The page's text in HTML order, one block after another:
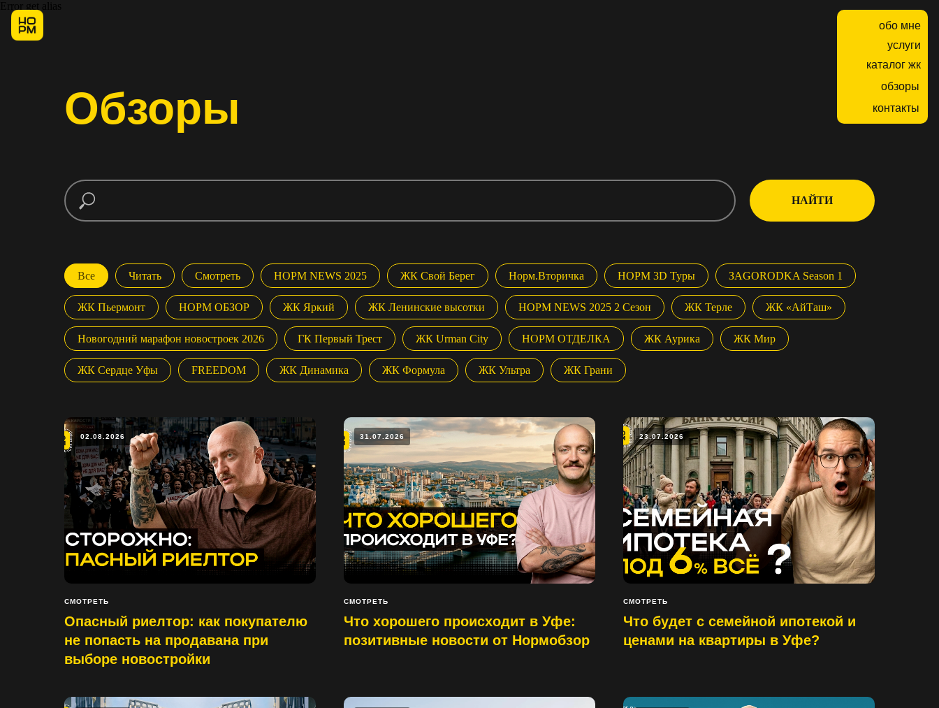
обо мне
услуги
каталог жк
контакты
обзоры
Error get alias
Обзоры
НАЙТИ
Все Читать Смотреть НОРМ NEWS 2025 ЖК Свой Берег Норм.Вторичка НОРМ 3D Туры ЗAGORODKA Season 1
ЖК Пьермонт НОРМ ОБЗОР ЖК Яркий ЖК Ленинские высотки НОРМ NEWS 2025 2 Сезон ЖК Терле ЖК «АйТаш»
Новогодний марафон новостроек 2026 ГК Первый Трест ЖК Urman City НОРМ ОТДЕЛКА ЖК Аурика ЖК Мир
ЖК Сердце Уфы FREEDOM ЖК Динамика ЖК Формула ЖК Ультра ЖК Грани
02.08.2026
СМОТРЕТЬ
Опасный риелтор: как покупателю
не попасть на продавана при
выборе новостройки
31.07.2026
СМОТРЕТЬ
Что хорошего происходит в Уфе:
позитивные новости от Нормобзор
23.07.2026
СМОТРЕТЬ
Что будет с семейной ипотекой и
ценами на квартиры в Уфе?